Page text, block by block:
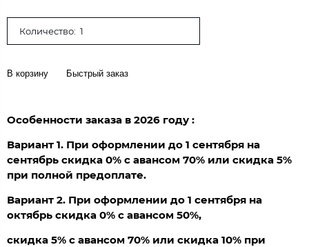
Количество:
В корзину Быстрый заказ
Особенности заказа в 2026 году :
Вариант 1. При оформлении до 1 сентября на
сентябрь скидка 0% с авансом 70% или скидка 5%
при полной предоплате.
Вариант 2. При оформлении до 1 сентября на
октябрь скидка 0% с авансом 50%,
скидка 5% с авансом 70% или скидка 10% при